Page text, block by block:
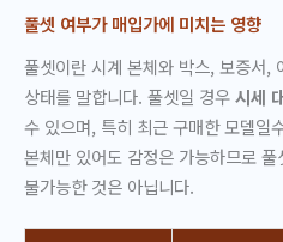
풀셋 여부가 매입가에 미치는 영향
풀셋이란 시계 본체와 박스, 보증서,
상태를 말합니다. 풀셋일 경우시세
수 있으며, 특히 최근 구매한 모델일
본체만 있어도 감정은 가능하므로
불가능한 것은 아닙니다.